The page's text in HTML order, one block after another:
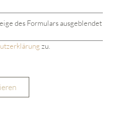
des Formulars ausgeblendet
zu.